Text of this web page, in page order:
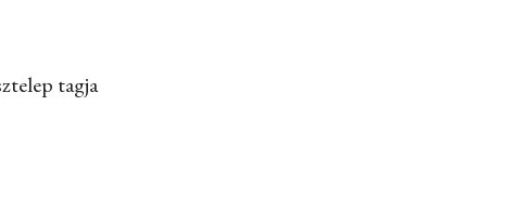
tagja